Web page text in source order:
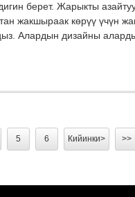
берет. Жарыкты
жакшыраак көрүү үчүн
Алардын дизайны
5 6 Кийинки> >>